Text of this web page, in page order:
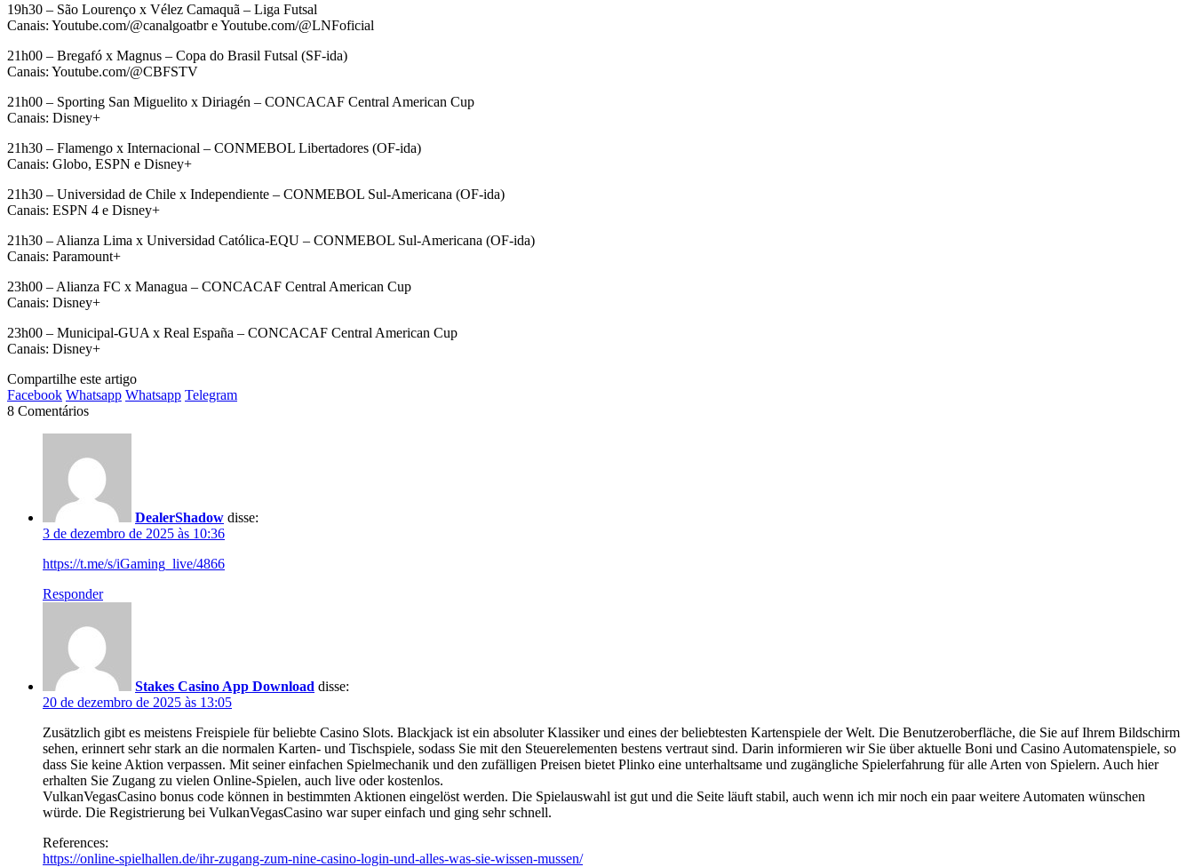
19h30 – São Lourenço x Vélez Camaquã – Liga Futsal
Canais: Youtube.com/@canalgoatbr e Youtube.com/@LNFoficial
21h00 – Bregafó x Magnus – Copa do Brasil Futsal (SF-ida)
Canais: Youtube.com/@CBFSTV
21h00 – Sporting San Miguelito x Diriagén – CONCACAF Central American Cup
Canais: Disney+
21h30 – Flamengo x Internacional – CONMEBOL Libertadores (OF-ida)
Canais: Globo, ESPN e Disney+
21h30 – Universidad de Chile x Independiente – CONMEBOL Sul-Americana (OF-ida)
Canais: ESPN 4 e Disney+
21h30 – Alianza Lima x Universidad Católica-EQU – CONMEBOL Sul-Americana (OF-ida)
Canais: Paramount+
23h00 – Alianza FC x Managua – CONCACAF Central American Cup
Canais: Disney+
23h00 – Municipal-GUA x Real España – CONCACAF Central American Cup
Canais: Disney+
Compartilhe este artigo
Facebook Whatsapp Whatsapp Telegram
8 Comentários
DealerShadow disse:
3 de dezembro de 2025 às 10:36
https://t.me/s/iGaming_live/4866
Responder
Stakes Casino App Download disse:
20 de dezembro de 2025 às 13:05
Zusätzlich gibt es meistens Freispiele für beliebte Casino Slots. Blackjack ist ein absoluter Klassiker und eines der beliebtesten Kartenspiele der Welt. Die Benutzeroberfläche, die Sie auf Ihrem Bildschirm
sehen, erinnert sehr stark an die normalen Karten- und Tischspiele, sodass Sie mit den Steuerelementen bestens vertraut sind. Darin informieren wir Sie über aktuelle Boni und Casino Automatenspiele, so
dass Sie keine Aktion verpassen. Mit seiner einfachen Spielmechanik und den zufälligen Preisen bietet Plinko eine unterhaltsame und zugängliche Spielerfahrung für alle Arten von Spielern. Auch hier
erhalten Sie Zugang zu vielen Online-Spielen, auch live oder kostenlos.
VulkanVegasCasino bonus code können in bestimmten Aktionen eingelöst werden. Die Spielauswahl ist gut und die Seite läuft stabil, auch wenn ich mir noch ein paar weitere Automaten wünschen
würde. Die Registrierung bei VulkanVegasCasino war super einfach und ging sehr schnell.
References:
https://online-spielhallen.de/ihr-zugang-zum-nine-casino-login-und-alles-was-sie-wissen-mussen/